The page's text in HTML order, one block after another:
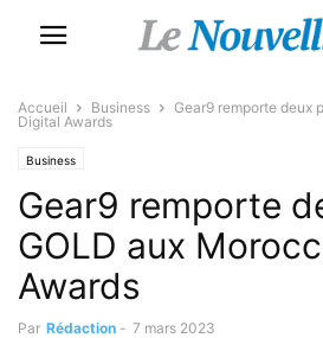
Accueil Business
Gear9 remporte deux
Digital Awards
Business
Gear9 remporte
GOLD aux
Awards
Par Rédaction - 7 mars 2023